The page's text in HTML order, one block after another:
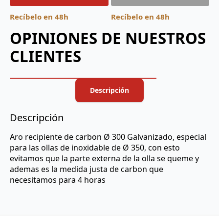
Recíbelo en 48h Recíbelo en 48h
OPINIONES DE NUESTROS
CLIENTES
Descripción
Descripción
Aro recipiente de carbon Ø 300 Galvanizado, especial
para las ollas de inoxidable de Ø 350, con esto
evitamos que la parte externa de la olla se queme y
ademas es la medida justa de carbon que
necesitamos para 4 horas